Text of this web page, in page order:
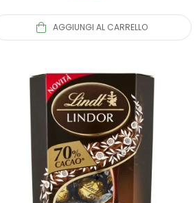
AGGIUNGI AL CARRELLO